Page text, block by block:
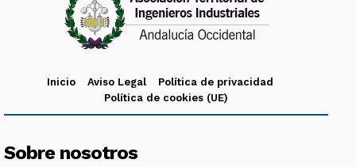
Inicio Aviso Legal
Política de privacidad
Política de cookies (UE)
Sobre nosotros